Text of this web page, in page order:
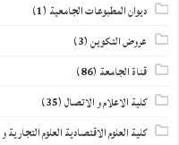
ديوان المطبوعات الجامعية (1)
عروض التكوين(3)
قناة الجامعة (86)
كلية الاعلام و الاتصال(35)
كلية العلوم الاقتصادية العلوم التجارية